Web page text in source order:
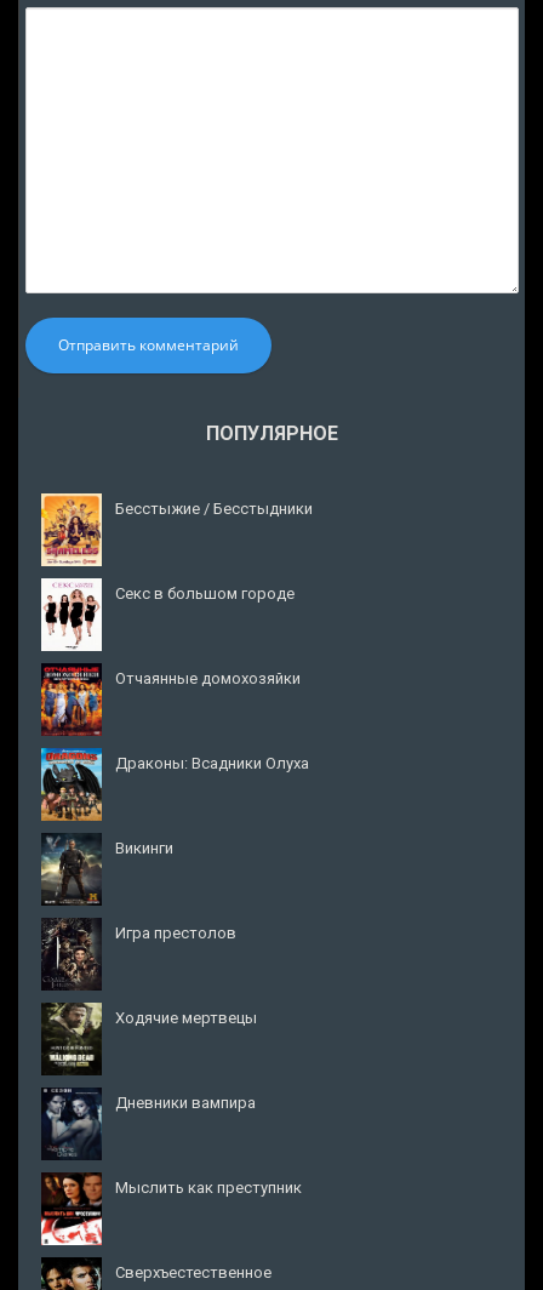
Отправить комментарий
ПОПУЛЯРНОЕ
Бесстыжие / Бесстыдники
Секс в большом городе
Отчаянные домохозяйки
Драконы: Всадники Олуха
Викинги
Игра престолов
Ходячие мертвецы
Дневники вампира
Мыслить как преступник
Сверхъестественное